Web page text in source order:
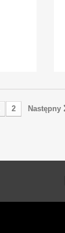
2 Następny